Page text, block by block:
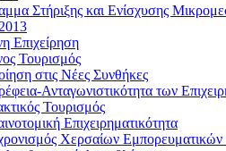
Στήριξης και Ενίσχυσης
Επιχείρηση
Τουρισμός
στις Νέες Συνθήκες
Ανταγωνιστικότητα των
Τουρισμός
Επιχειρηματικότητα
Χερσαίων